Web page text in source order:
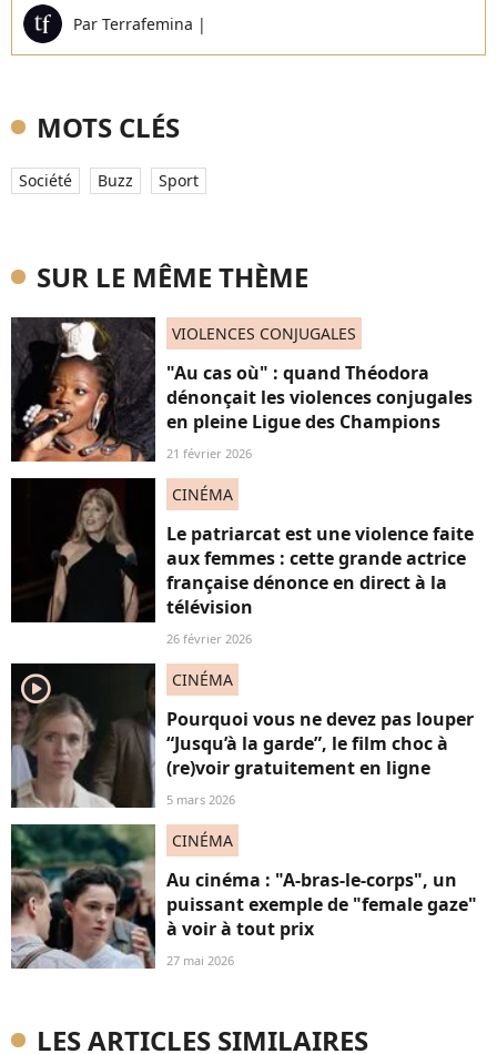
Par Terrafemina |
MOTS CLÉS
Société Buzz Sport
SUR LE MÊME THÈME
VIOLENCES CONJUGALES
"Au cas où" : quand Théodora
dénonçait les violences conjugales
en pleine Ligue des Champions
21 février 2026
CINÉMA
Le patriarcat est une violence faite
aux femmes : cette grande actrice
française dénonce en direct à la
télévision
26 février 2026
player2 CINÉMA
Pourquoi vous ne devez pas louper
“Jusqu’à la garde”, le film choc à
(re)voir gratuitement en ligne
5 mars 2026
CINÉMA
Au cinéma : "A-bras-le-corps", un
puissant exemple de "female gaze"
à voir à tout prix
27 mai 2026
LES ARTICLES SIMILAIRES